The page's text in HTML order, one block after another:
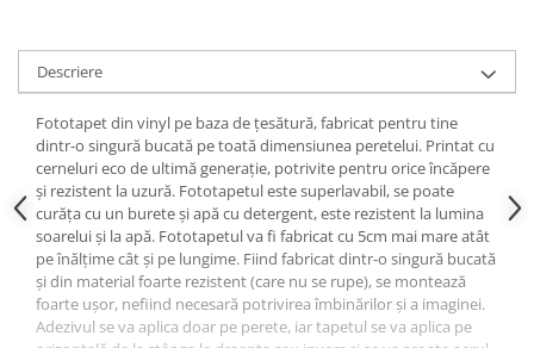
Descriere
Fototapet din vinyl pe baza de țesătură, fabricat pentru tine
dintr-o singură bucată pe toată dimensiunea peretelui. Printat cu
cerneluri eco de ultimă generație, potrivite pentru orice încăpere
și rezistent la uzură. Fototapetul este superlavabil, se poate
curăța cu un burete și apă cu detergent, este rezistent la lumina
soarelui și la apă. Fototapetul va fi fabricat cu 5cm mai mare atât
pe înălțime cât și pe lungime. Fiind fabricat dintr-o singură bucată
și din material foarte rezistent (care nu se rupe), se montează
foarte ușor, nefiind necesară potrivirea îmbinărilor și a imaginei.
Adezivul se va aplica doar pe perete, iar tapetul se va aplica pe